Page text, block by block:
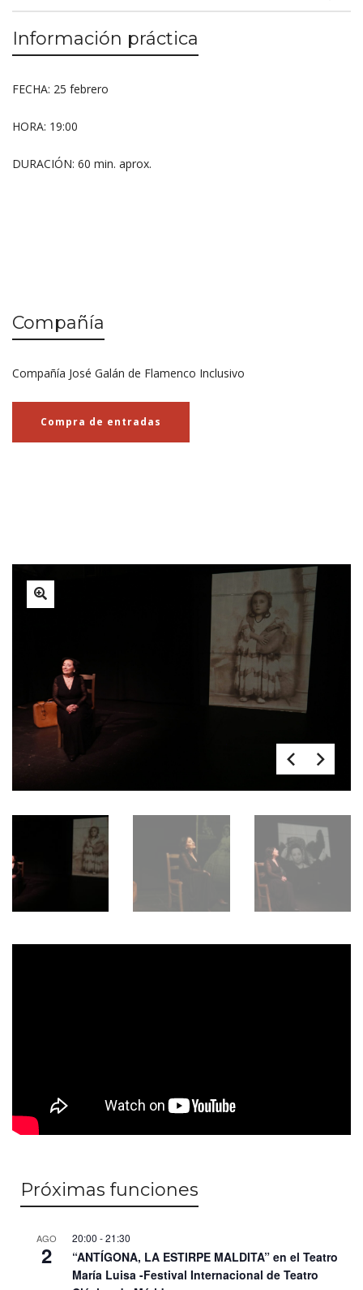
Información práctica
FECHA: 25 febrero
HORA: 19:00
DURACIÓN: 60 min. aprox.
Compañía
Compañía José Galán de Flamenco Inclusivo
Compra de entradas
Próximas funciones
AGO
2
20:00 -21:30
“ANTÍGONA, LA ESTIRPE MALDITA” en el Teatro
María Luisa -Festival Internacional de Teatro